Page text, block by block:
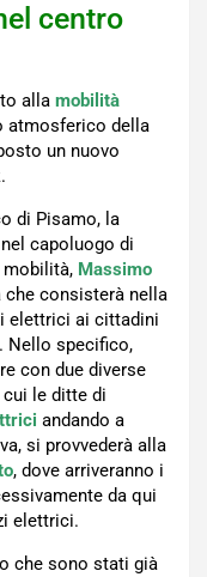
centro
alla mobilità
atmosferico della
un nuovo
di Pisamo, la
capoluogo di
mobilità, Massimo
che consisterà nella
elettrici ai cittadini
Nello specifico,
con due diverse
le ditte di
andando a
si provvederà alla
, dove arriveranno i
da qui
elettrici.
che sono stati già